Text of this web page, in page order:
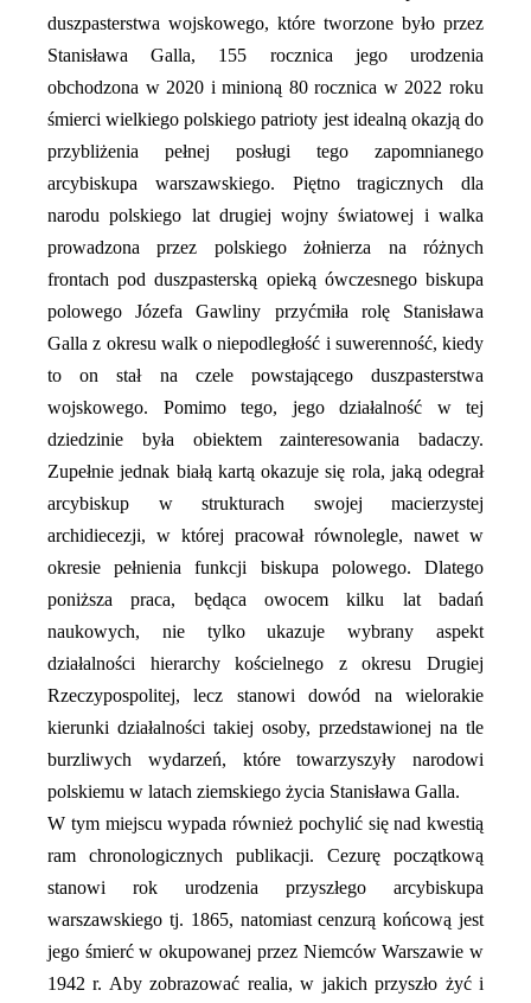
duszpasterstwa wojskowego, które tworzone było przez
Stanisława Galla, 155 rocznica jego urodzenia
obchodzona w 2020 i minioną 80 rocznica w 2022 roku
śmierci wielkiego polskiego patrioty jest idealną okazją do
przybliżenia pełnej posługi tego zapomnianego
arcybiskupa warszawskiego. Piętno tragicznych dla
narodu polskiego lat drugiej wojny światowej i walka
prowadzona przez polskiego żołnierza na różnych
frontach pod duszpasterską opieką ówczesnego biskupa
polowego Józefa Gawliny przyćmiła rolę Stanisława
Galla z okresu walk o niepodległość i suwerenność, kiedy
to on stał na czele powstającego duszpasterstwa
wojskowego. Pomimo tego, jego działalność w tej
dziedzinie była obiektem zainteresowania badaczy.
Zupełnie jednak białą kartą okazuje się rola, jaką odegrał
arcybiskup w strukturach swojej macierzystej
archidiecezji, w której pracował równolegle, nawet w
okresie pełnienia funkcji biskupa polowego. Dlatego
poniższa praca, będąca owocem kilku lat badań
naukowych, nie tylko ukazuje wybrany aspekt
działalności hierarchy kościelnego z okresu Drugiej
Rzeczypospolitej, lecz stanowi dowód na wielorakie
kierunki działalności takiej osoby, przedstawionej na tle
burzliwych wydarzeń, które towarzyszyły narodowi
polskiemu w latach ziemskiego życia Stanisława Galla.
W tym miejscu wypada również pochylić się nad kwestią
ram chronologicznych publikacji. Cezurę początkową
stanowi rok urodzenia przyszłego arcybiskupa
warszawskiego tj. 1865, natomiast cenzurą końcową jest
jego śmierć w okupowanej przez Niemców Warszawie w
1942 r. Aby zobrazować realia, w jakich przyszło żyć i